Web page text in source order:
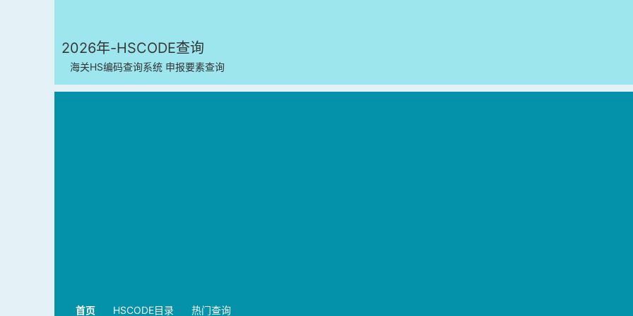
2026年-HSCODE查询
海关HS编码查询系统 申报要素查询
首页 HSCODE目录 热门查询